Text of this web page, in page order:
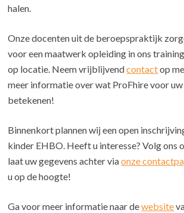
halen.
Onze docenten uit de beroepspraktijk
voor een maatwerk opleiding in ons
op locatie. Neem vrijblijvendcontactop
meer informatie over wat ProFhire voor
betekenen!
Binnenkort plannen wij een open
kinder EHBO. Heeft u interesse? Volg ons
laat uw gegevens achter viaonze
u op de hoogte!
Ga voor meer informatie naar dewebsite